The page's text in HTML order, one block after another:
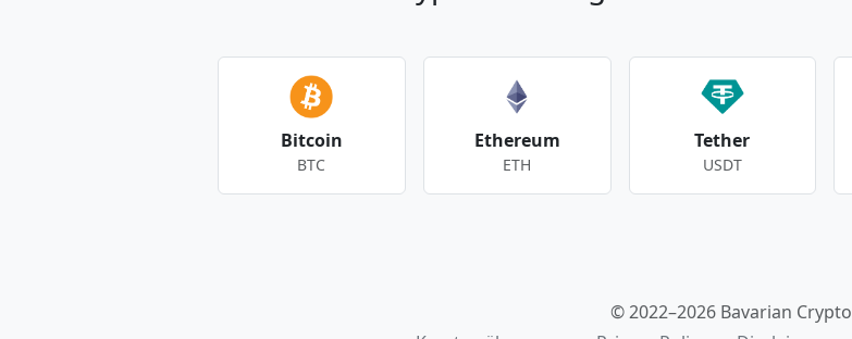
Bitcoin
BTC
Ethereum
ETH
Tether
USDT
© 2022–2026 Bavarian Crypto